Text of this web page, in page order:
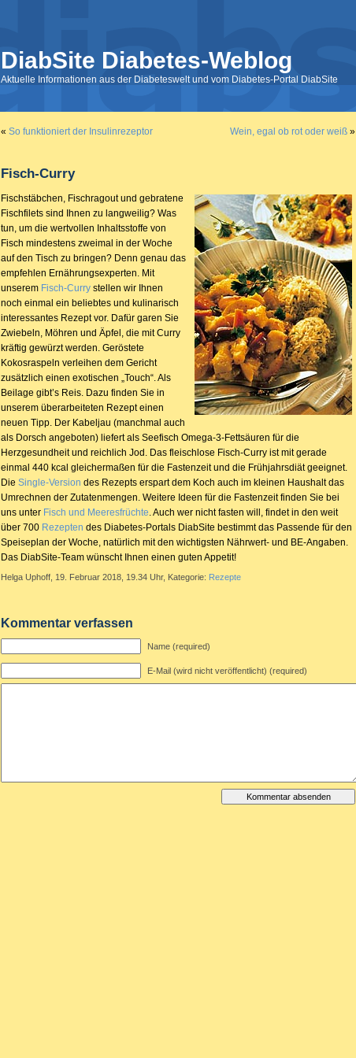
DiabSite Diabetes-Weblog
Aktuelle Informationen aus der Diabeteswelt und vom Diabetes-Portal DiabSite
« So funktioniert der Insulinrezeptor Wein, egal ob rot oder weiß »
Fisch-Curry
Fischstäbchen, Fischragout und gebratene
Fischfilets sind Ihnen zu langweilig? Was
tun, um die wertvollen Inhaltsstoffe von
Fisch mindestens zweimal in der Woche
auf den Tisch zu bringen? Denn genau das
empfehlen Ernährungsexperten. Mit
unserem Fisch-Curry stellen wir Ihnen
noch einmal ein beliebtes und kulinarisch
interessantes Rezept vor. Dafür garen Sie
Zwiebeln, Möhren und Äpfel, die mit Curry
kräftig gewürzt werden. Geröstete
Kokosraspeln verleihen dem Gericht
zusätzlich einen exotischen „Touch“. Als
Beilage gibt’s Reis. Dazu finden Sie in
unserem überarbeiteten Rezept einen
neuen Tipp. Der Kabeljau (manchmal auch
als Dorsch angeboten) liefert als Seefisch Omega-3-Fettsäuren für die
Herzgesundheit und reichlich Jod. Das fleischlose Fisch-Curry ist mit gerade
einmal 440 kcal gleichermaßen für die Fastenzeit und die Frühjahrsdiät geeignet.
Die Single-Version des Rezepts erspart dem Koch auch im kleinen Haushalt das
Umrechnen der Zutatenmengen. Weitere Ideen für die Fastenzeit finden Sie bei
uns unter Fisch und Meeresfrüchte. Auch wer nicht fasten will, findet in den weit
über 700 Rezepten des Diabetes-Portals DiabSite bestimmt das Passende für den
Speiseplan der Woche, natürlich mit den wichtigsten Nährwert- und BE-Angaben.
Das DiabSite-Team wünscht Ihnen einen guten Appetit!
Helga Uphoff, 19. Februar 2018, 19.34 Uhr, Kategorie: Rezepte
Kommentar verfassen
Name (required)
E-Mail (wird nicht veröffentlicht) (required)